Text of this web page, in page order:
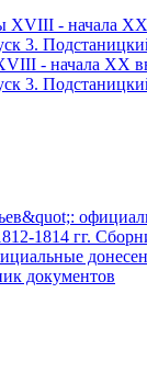
- начала XX
3.
документов